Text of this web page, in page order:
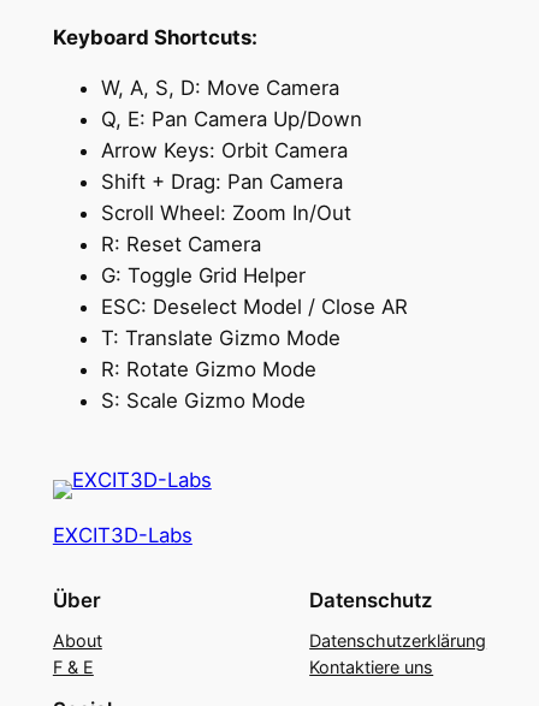
Keyboard Shortcuts:
W, A, S, D: Move Camera
Q, E: Pan Camera Up/Down
Arrow Keys: Orbit Camera
Shift + Drag: Pan Camera
Scroll Wheel: Zoom In/Out
R: Reset Camera
G: Toggle Grid Helper
ESC: Deselect Model / Close AR
T: Translate Gizmo Mode
R: Rotate Gizmo Mode
S: Scale Gizmo Mode
EXCIT3D-Labs
Über
About
F & E
Datenschutz
Datenschutzerklärung
Kontaktiere uns